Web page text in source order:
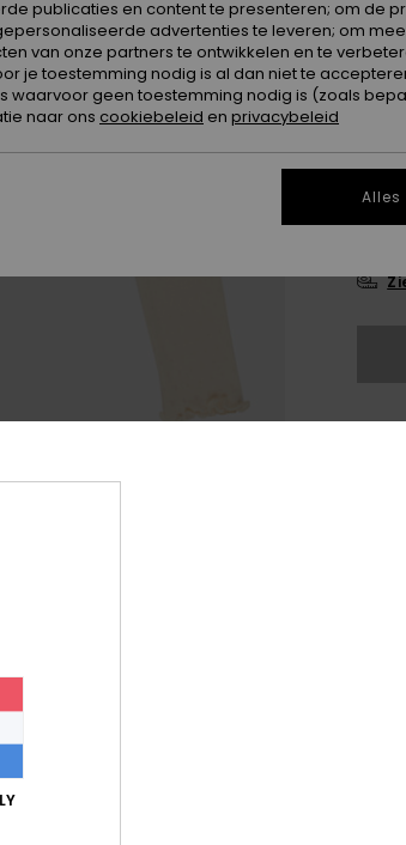
16
publicaties en content te presenteren; om de
advertenties te leveren; om
van onze partners te ontwikkelen en te
je toestemming nodig is al dan niet te
waarvoor geen toestemming nodig is (zoals
naar ons cookiebeleid en privacybeleid
Alles